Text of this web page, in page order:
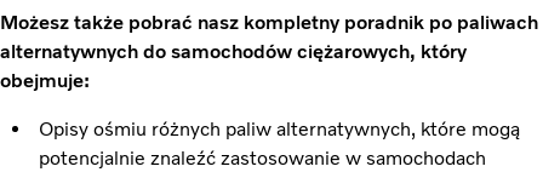
Możesz także pobrać nasz kompletny poradnik po paliwach
alternatywnych do samochodów ciężarowych, który
obejmuje:
Opisy ośmiu różnych paliw alternatywnych, które mogą
potencjalnie znaleźć zastosowanie w samochodach